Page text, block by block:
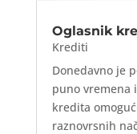
Oglasnik
Krediti
Donedavno je
puno vremena
kredita
raznovrsnih